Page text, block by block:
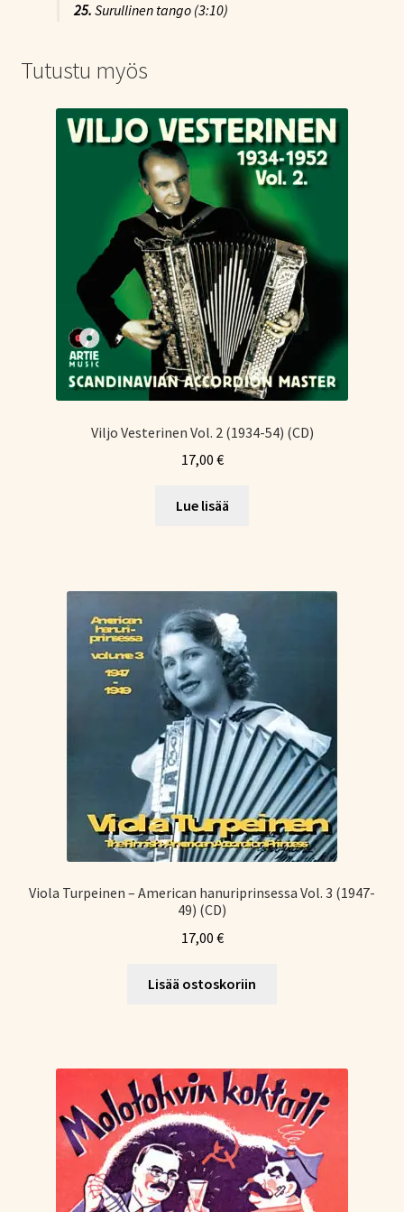
25. Surullinen tango (3:10)
Tutustu myös
Viljo Vesterinen Vol. 2 (1934-54) (CD)
17,00 €
Lue lisää
Viola Turpeinen – American hanuriprinsessa Vol. 3 (1947-
49) (CD)
17,00 €
Lisää ostoskoriin